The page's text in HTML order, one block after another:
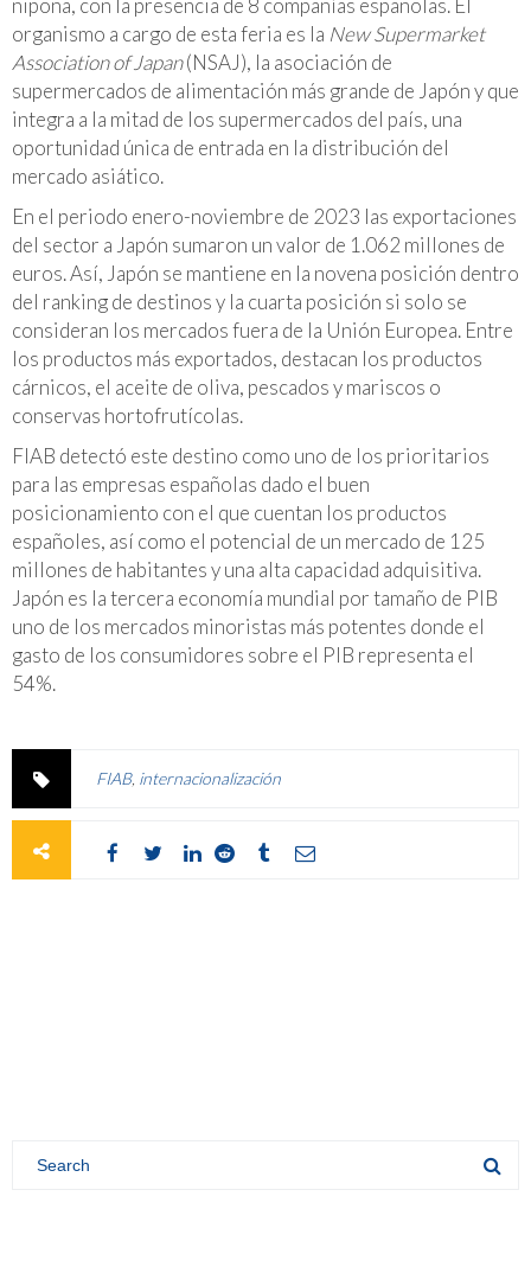
organismo a cargo de esta feria es la New Supermarket
Association of Japan(NSAJ), la asociación de
supermercados de alimentación más grande de Japón y que
integra a la mitad de los supermercados del país, una
oportunidad única de entrada en la distribución del
mercado asiático.
En el periodo enero-noviembre de 2023 las exportaciones
del sector a Japón sumaron un valor de 1.062 millones de
euros. Así, Japón se mantiene en la novena posición dentro
del ranking de destinos y la cuarta posición si solo se
consideran los mercados fuera de la Unión Europea. Entre
los productos más exportados, destacan los productos
cárnicos, el aceite de oliva, pescados y mariscos o
conservas hortofrutícolas.
FIAB detectó este destino como uno de los prioritarios
para las empresas españolas dado el buen
posicionamiento con el que cuentan los productos
españoles, así como el potencial de un mercado de 125
millones de habitantes y una alta capacidad adquisitiva.
Japón es la tercera economía mundial por tamaño de PIB
uno de los mercados minoristas más potentes donde el
gasto de los consumidores sobre el PIB representa el
54%.
FIAB, internacionalización